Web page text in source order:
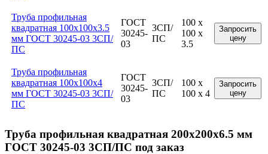
Труба профильная
квадратная 100x100x3.5
мм ГОСТ 30245-03 3СП/
ПС
ГОСТ
30245-
03
3СП/
ПС
100 x
100 x
3.5
Запросить
цену
Труба профильная
квадратная 100x100x4
мм ГОСТ 30245-03 3СП/
ПС
ГОСТ
30245-
03
3СП/
ПС
100 x
100 x 4
Запросить
цену
Труба профильная квадратная 200x200x6.5 мм
ГОСТ 30245-03 3СП/ПС под заказ